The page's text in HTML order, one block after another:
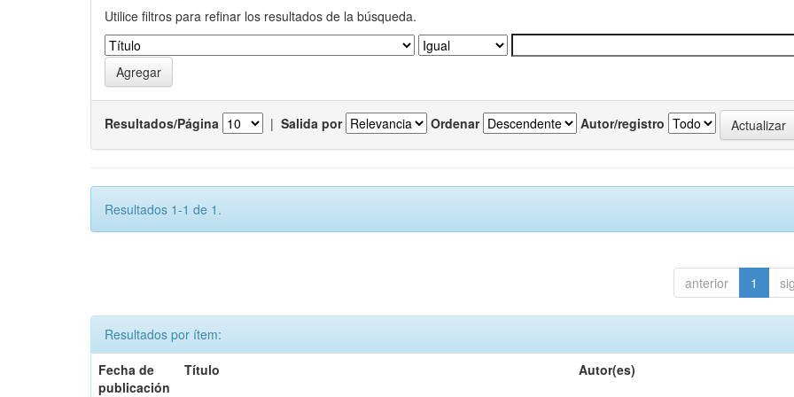
Utilice filtros para refinar los resultados de la búsqueda.
Resultados/Página | Salida por Ordenar Autor/registro
Resultados 1-1 de 1.
anterior 1
Resultados por ítem:
Fecha de
publicación
Título Autor(es)